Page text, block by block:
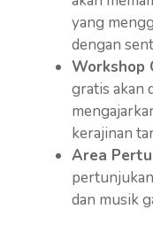
yang
dengan
Workshop
gratis akan
kerajinan
Area
dan musik